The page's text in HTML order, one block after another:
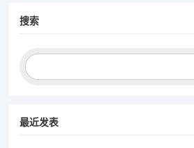
搜索
Search
最近发表